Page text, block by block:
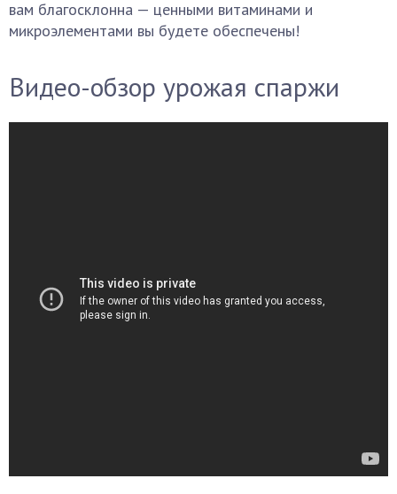
вам благосклонна — ценными витаминами и
микроэлементами вы будете обеспечены!
Видео-обзор урожая спаржи